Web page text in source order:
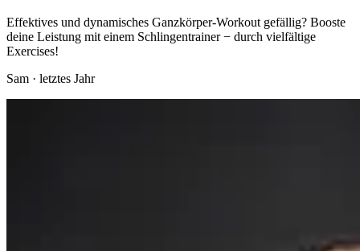
Effektives und dynamisches Ganzkörper-Workout gefällig? Booste
deine Leistung mit einem Schlingentrainer − durch vielfältige
Exercises!
Sam · letztes Jahr